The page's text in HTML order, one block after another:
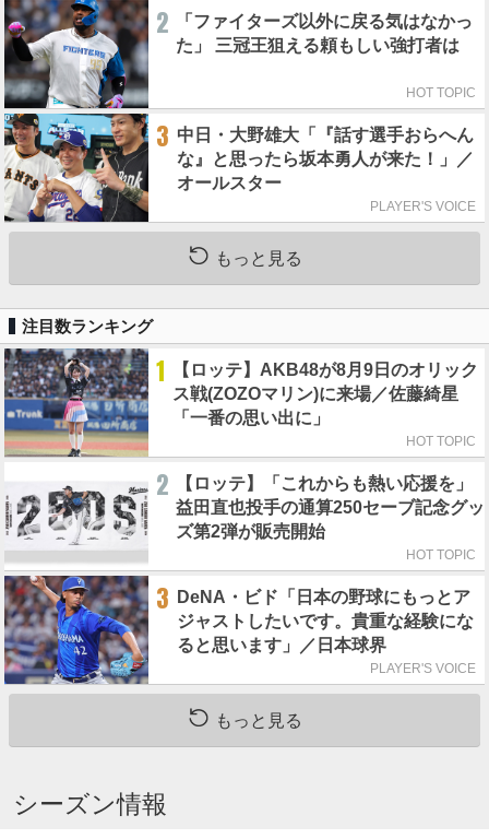
2
「ファイターズ以外に戻る気はなかっ
た」 三冠王狙える頼もしい強打者は
HOT TOPIC
3 中日・大野雄大「『話す選手おらへん
な』と思ったら坂本勇人が来た！」／
オールスター
PLAYER'S VOICE
もっと見る
注目数ランキング
1
【ロッテ】AKB48が8月9日のオリック
ス戦(ZOZOマリン)に来場／佐藤綺星
「一番の思い出に」
HOT TOPIC
2
【ロッテ】「これからも熱い応援を」
益田直也投手の通算250セーブ記念グッ
ズ第2弾が販売開始
HOT TOPIC
3
DeNA・ビド「日本の野球にもっとア
ジャストしたいです。貴重な経験にな
ると思います」／日本球界
PLAYER'S VOICE
もっと見る
シーズン情報